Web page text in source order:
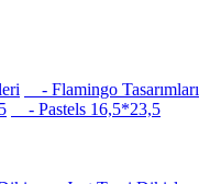
- Flamingo Tasarımları
- Pastels 16,5*23,5